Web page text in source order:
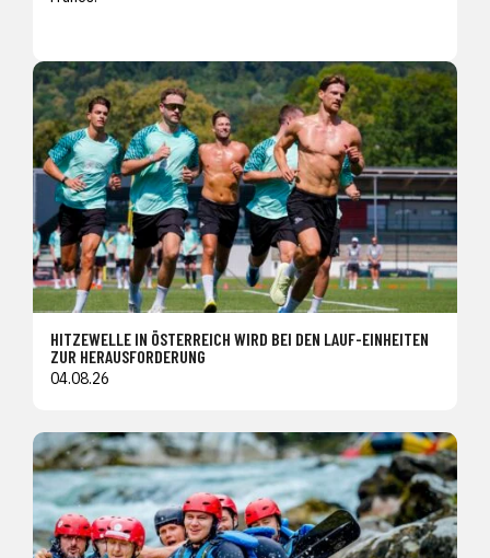
HITZEWELLE IN ÖSTERREICH WIRD BEI DEN LAUF-EINHEITEN
ZUR HERAUSFORDERUNG
04.08.26